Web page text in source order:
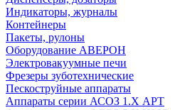
Индикаторы, журналы
Контейнеры
Пакеты, рулоны
Оборудование АВЕРОН
Электровакуумные печи
Фрезеры зуботехнические
Пескоструйные аппараты
Аппараты серии АСОЗ 1.Х АРТ